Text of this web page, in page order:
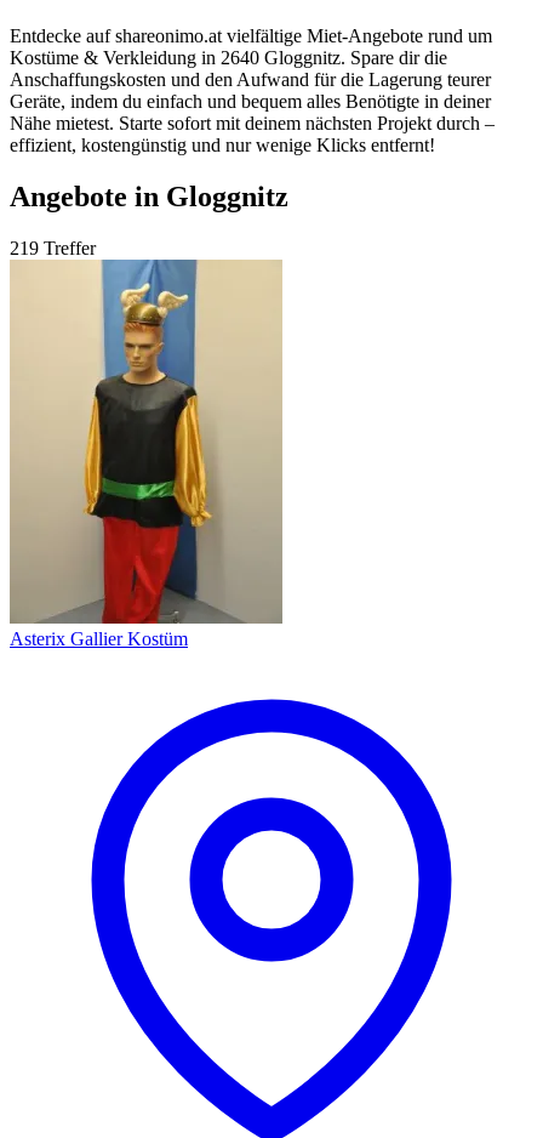
Entdecke auf shareonimo.at vielfältige Miet-Angebote rund um
Kostüme & Verkleidung in 2640 Gloggnitz. Spare dir die
Anschaffungskosten und den Aufwand für die Lagerung teurer
Geräte, indem du einfach und bequem alles Benötigte in deiner
Nähe mietest. Starte sofort mit deinem nächsten Projekt durch –
effizient, kostengünstig und nur wenige Klicks entfernt!
Angebote in Gloggnitz
219 Treffer
Asterix Gallier Kostüm